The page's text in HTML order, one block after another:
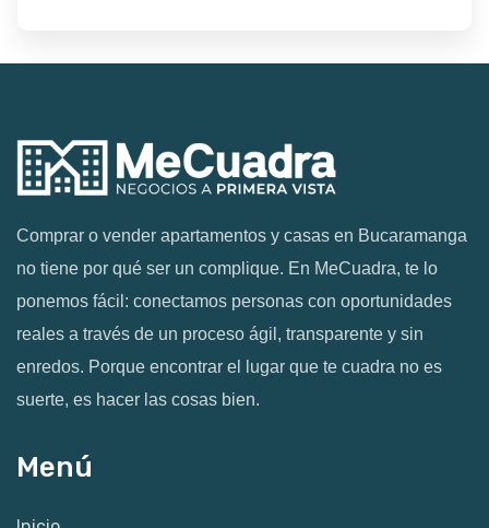
Comprar o vender apartamentos y casas en Bucaramanga
no tiene por qué ser un complique. En MeCuadra, te lo
ponemos fácil: conectamos personas con oportunidades
reales a través de un proceso ágil, transparente y sin
enredos. Porque encontrar el lugar que te cuadra no es
suerte, es hacer las cosas bien.
Menú